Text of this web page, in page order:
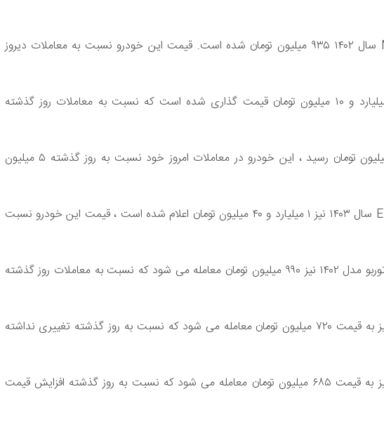
قیمت پژو ۲۰۷ اتوماتیک صفر مدل MC سال ۱۴۰۲ ۹۳۵ میلیون تومان شده است. قیمت این خودرو نسبت به معاملات دیروز
قیمت تارا اتوماتیک V۲ سال ۱۴۰۳ ۱ میلیارد و ۱۰ میلیون تومان قیمت گذاری شده است که نسبت به معاملات روز گذشته
قیمت تارا دنده ای V۱ به قیمت ۹۰۰ میلیون تومان رسید ، این خودرو در معاملات امروز خود نسبت به روز گذشته ۵ میلیون
قیمت دنا اتوماتیک توربو ساده مدل EF۷ سال ۱۴۰۳ نیز ۱ میلیارد و ۴۰ میلیون تومان اعلام شده است ، قیمت این خودرو نسبت
قیمت دنا پلاس صفر EF۷ شش دنده توربو مدل ۱۴۰۲ نیز ۹۹۰ میلیون تومان معامله می شود که نسبت به معاملات روز گذشته
قیمت رانا پلاس ارتقا یافته سال ۱۴۰۳ نیز به قیمت ۷۲۰ میلیون تومان معامله می شود که نسبت به روز گذشته تغییری نداشته
قیمت رانا پلاس ارتقا یافته سال ۱۴۰۲ نیز به قیمت ۶۸۵ میلیون تومان معامله می شود که نسبت به روز گذشته افزایش قیمت